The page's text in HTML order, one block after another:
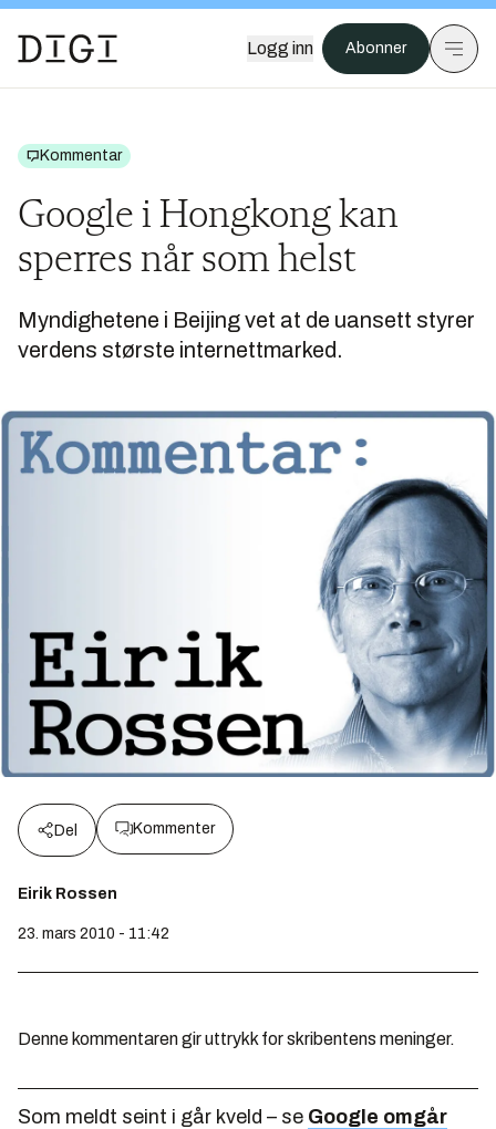
Logg inn Abonner
Kommentar
Google i Hongkong kan
sperres når som helst
Myndighetene i Beijing vet at de uansett styrer
verdens største internettmarked.
Del Kommenter
Eirik Rossen
23. mars 2010 - 11:42
Denne kommentaren gir uttrykk for skribentens meninger.
Som meldt seint i går kveld – se Google omgår